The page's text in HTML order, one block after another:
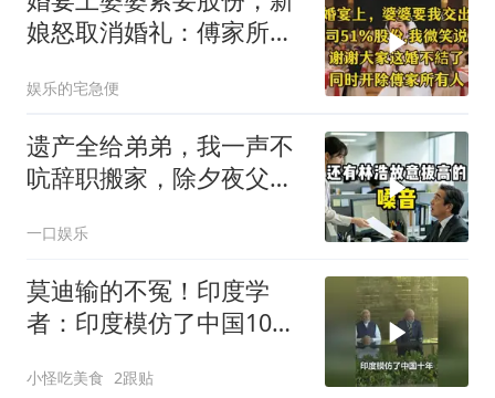
娘怒取消婚礼：傅家所有
娱乐的宅急便
遗产全给弟弟，我一声不
吭辞职搬家，除夕夜父亲
一口娱乐
莫迪输的不冤！印度学
者：印度模仿了中国10
小怪吃美食 2跟贴